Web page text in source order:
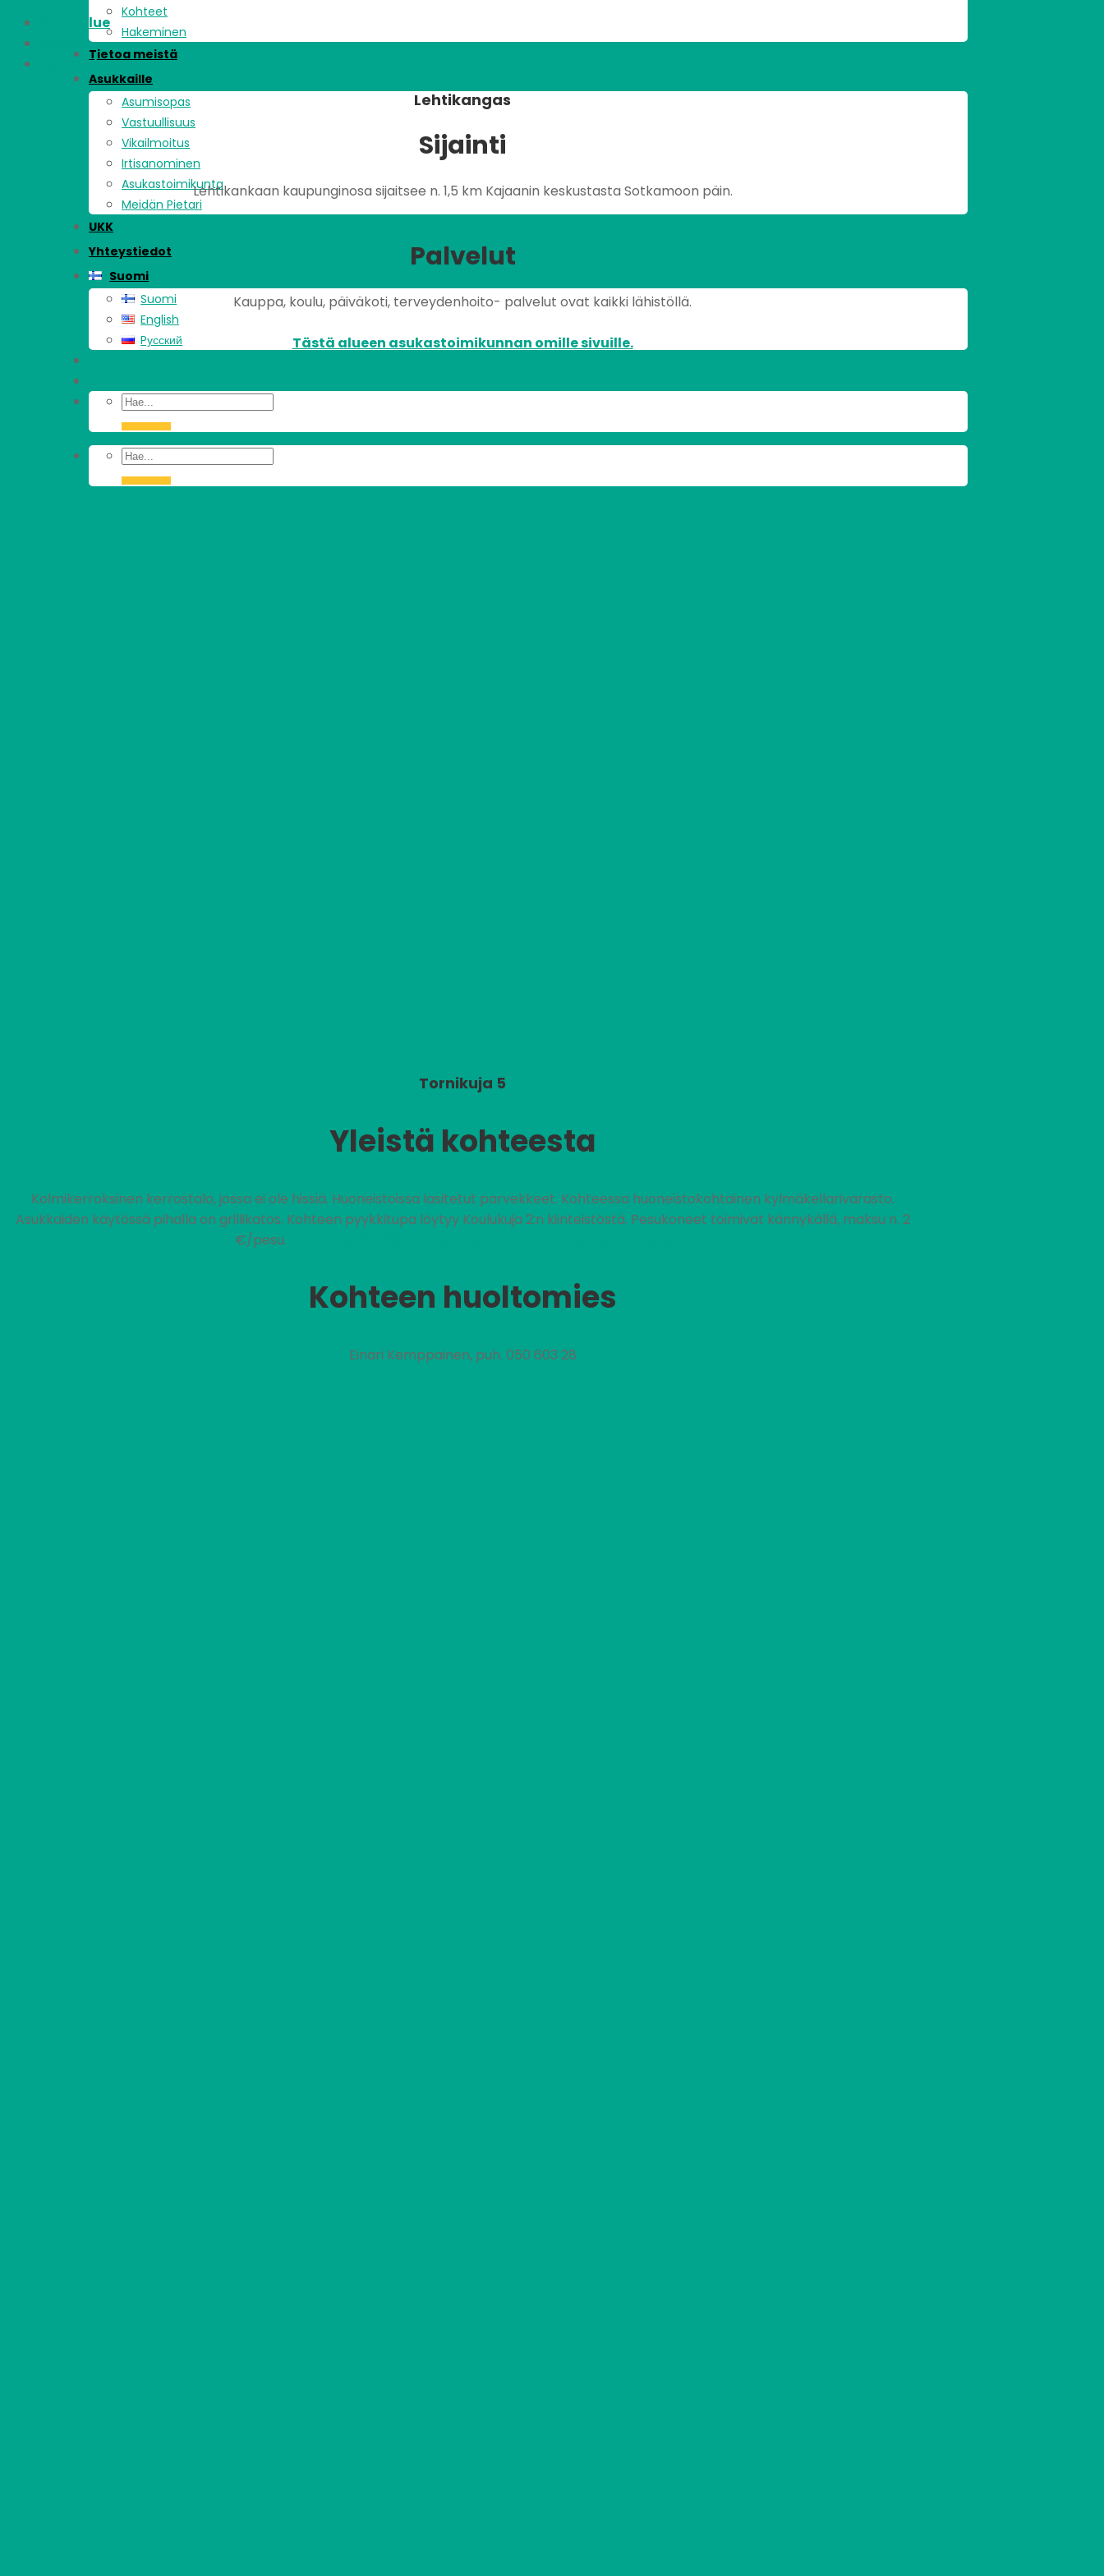
Kohteet
Hakeminen
Tietoa meistä
Asukkaille
Asumisopas
Vastuullisuus
Vikailmoitus
Irtisanominen
Asukastoimikunta
Meidän Pietari
UKK
Yhteystiedot
Suomi
Suomi
English
Pусский
Asuinalue
Asunnot
Lehtikangas
Sijainti
Lehtikankaan kaupunginosa sijaitsee n. 1,5 km Kajaanin keskustasta Sotkamoon päin.
Palvelut
Kauppa, koulu, päiväkoti, terveydenhoito- palvelut ovat kaikki lähistöllä.
Tästä alueen asukastoimikunnan omille sivuille.
Tornikuja 5
Yleistä kohteesta
Kolmikerroksinen kerrostalo, jossa ei ole hissiä. Huoneistoissa lasitetut parvekkeet. Kohteessa huoneistokohtainen kylmäkellarivarasto.
Asukkaiden käytössä pihalla on grillikatos. Kohteen pyykkitupa löytyy Koulukuja 2:n kiinteistöstä. Pesukoneet toimivat kännykällä, maksu n. 2
€/pesu.
Kohteen huoltomies
Einari Kemppainen, puh. 050 603 28